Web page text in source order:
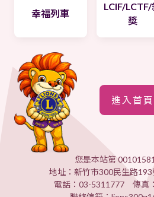
幸福列車
LCIF/LCTF/
獎
進入首頁
您是本站第
地址：新竹市300民生路
電話：03-5311777 傳真